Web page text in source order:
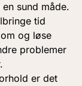
sund måde.
tid
og løse
problemer
er det